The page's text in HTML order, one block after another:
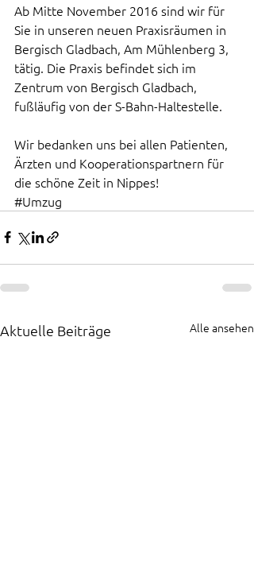
Ab Mitte November 2016 sind wir für
Sie in unseren neuen Praxisräumen in
Bergisch Gladbach, Am Mühlenberg 3,
tätig. Die Praxis befindet sich im
Zentrum von Bergisch Gladbach,
fußläufig von der S-Bahn-Haltestelle.
Wir bedanken uns bei allen Patienten,
Ärzten und Kooperationspartnern für
die schöne Zeit in Nippes!
#Umzug
Aktuelle Beiträge Alle ansehen